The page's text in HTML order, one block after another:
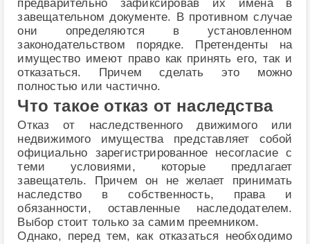
предварительно зафиксировав их имена в
завещательном документе. В противном случае
они определяются в установленном
законодательством порядке. Претенденты на
имущество имеют право как принять его, так и
отказаться. Причем сделать это можно
полностью или частично.
Что такое отказ от наследства
Отказ от наследственного движимого или
недвижимого имущества представляет собой
официально зарегистрированное несогласие с
теми условиями, которые предлагает
завещатель. Причем он не желает принимать
наследство в собственность, права и
обязанности, оставленные наследодателем.
Выбор стоит только за самим преемником.
Однако, перед тем, как отказаться необходимо